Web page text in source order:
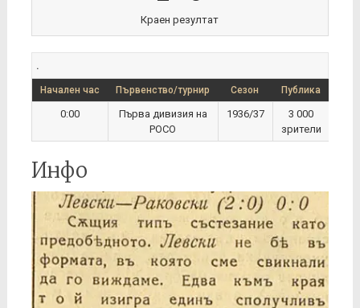
Краен резултат
.
Начален час Първенство/турнир Сезон Публика
0:00
Първа дивизия на
РОСО
1936/37
3 000
зрители
Инфо